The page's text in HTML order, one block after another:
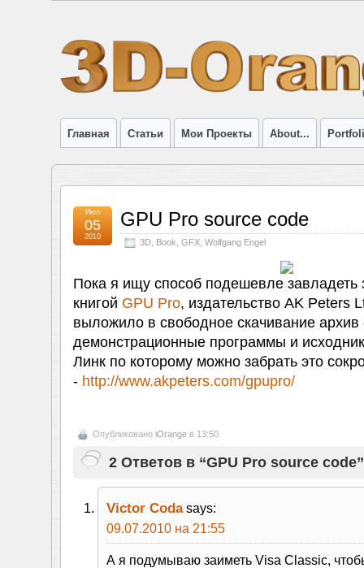
Главная Статьи Мои Проекты About...
GPU Pro source code
3D, Book GFX, Wolfgang Engel
Июл
05
2010
Пока я ищу способ подешевле завладеть
книгой GPU Pro, издательство AK Peters
выложило в свободное скачивание
демонстрационные программы и
Линк по которому можно забрать это
- http://www.akpeters.com/gpupro/
Опубликовано iOrangeв 13:50
2 Ответов в “GPU Pro source code”
Victor Coda says:
09.07.2010 на 21:55
А я подумываю заиметь Visa Classic,